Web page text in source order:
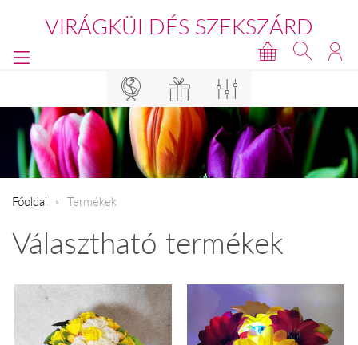
VIRÁGKÜLDÉS SZEKSZÁRD
Főoldal Termékek
Választható termékek